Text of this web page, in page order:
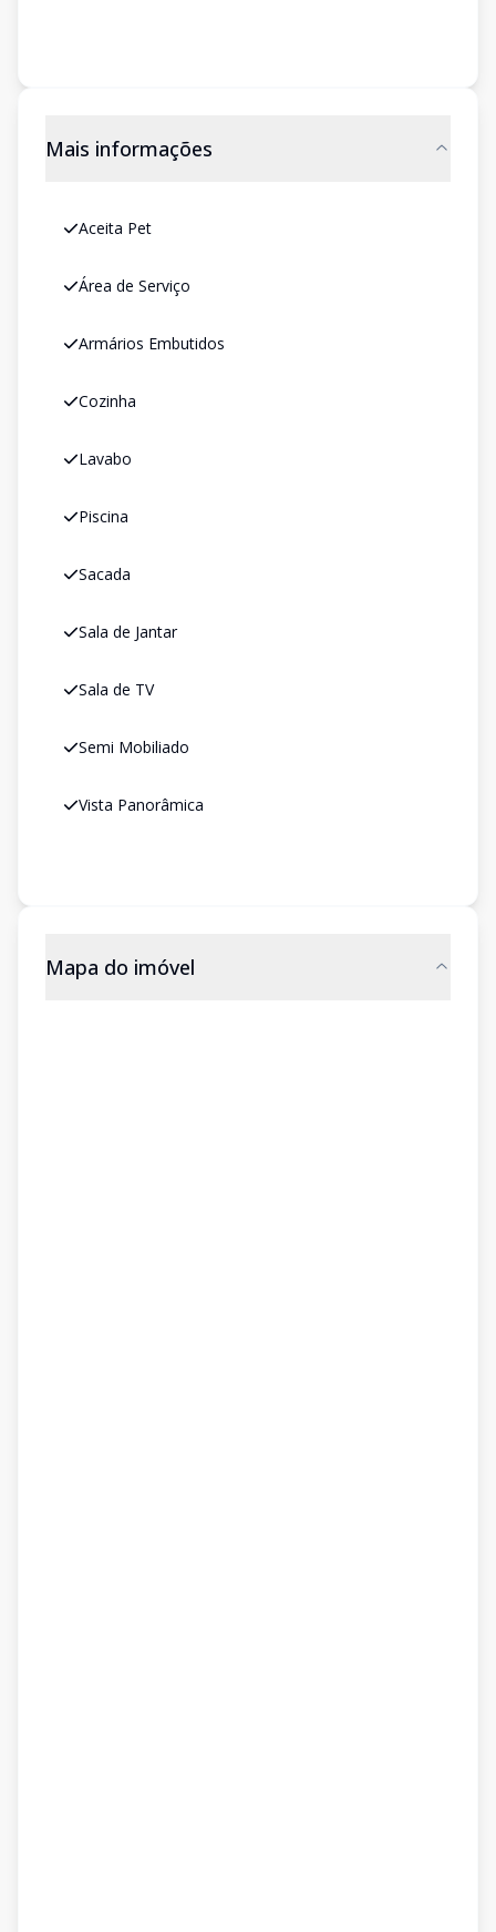
Mais informações
Aceita Pet
Área de Serviço
Armários Embutidos
Cozinha
Lavabo
Piscina
Sacada
Sala de Jantar
Sala de TV
Semi Mobiliado
Vista Panorâmica
Mapa do imóvel